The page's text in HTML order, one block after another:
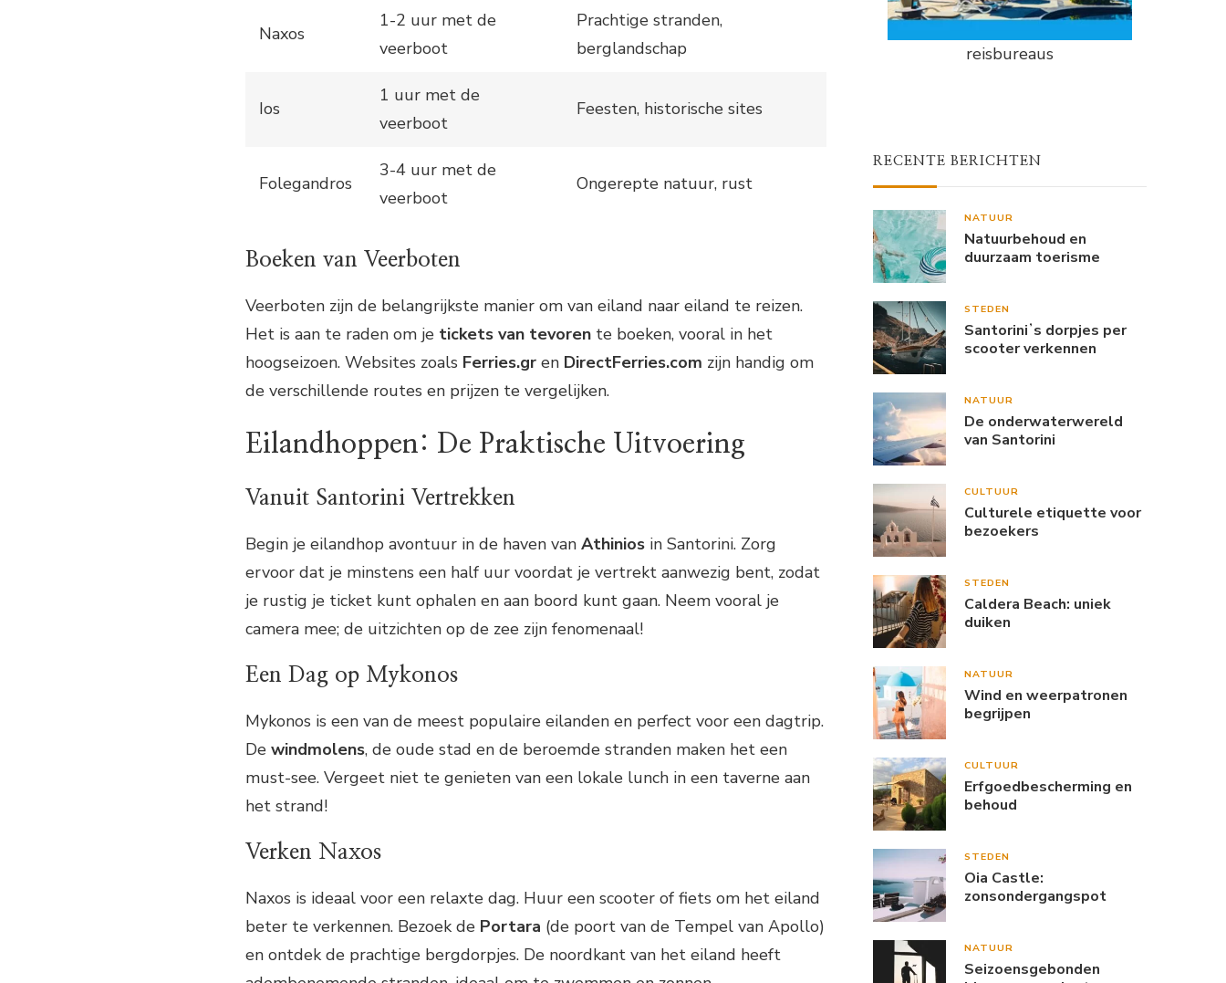
Naxos
1-2 uur met de
veerboot
Prachtige stranden,
berglandschap
Ios
1 uur met de
veerboot
Feesten, historische sites
Folegandros
3-4 uur met de
veerboot
Ongerepte natuur, rust
Boeken van Veerboten
Veerboten zijn de belangrijkste manier om van eiland naar eiland te reizen.
Het is aan te raden om je tickets van tevoren te boeken, vooral in het
hoogseizoen. Websites zoals Ferries.gr en DirectFerries.com zijn handig om
de verschillende routes en prijzen te vergelijken.
Eilandhoppen: De Praktische Uitvoering
Vanuit Santorini Vertrekken
Begin je eilandhop avontuur in de haven van Athinios in Santorini. Zorg
ervoor dat je minstens een half uur voordat je vertrekt aanwezig bent, zodat
je rustig je ticket kunt ophalen en aan boord kunt gaan. Neem vooral je
camera mee; de uitzichten op de zee zijn fenomenaal!
Een Dag op Mykonos
Mykonos is een van de meest populaire eilanden en perfect voor een dagtrip.
De windmolens, de oude stad en de beroemde stranden maken het een
must-see. Vergeet niet te genieten van een lokale lunch in een taverne aan
het strand!
Verken Naxos
Naxos is ideaal voor een relaxte dag. Huur een scooter of fiets om het eiland
beter te verkennen. Bezoek de Portara (de poort van de Tempel van Apollo)
en ontdek de prachtige bergdorpjes. De noordkant van het eiland heeft
reisbureaus
RECENTE BERICHTEN
NATUUR
Natuurbehoud en
duurzaam toerisme
STEDEN
Santoriniʼs dorpjes per
scooter verkennen
NATUUR
De onderwaterwereld
van Santorini
CULTUUR
Culturele etiquette voor
bezoekers
STEDEN
Caldera Beach: uniek
duiken
NATUUR
Wind en weerpatronen
begrijpen
CULTUUR
Erfgoedbescherming en
behoud
STEDEN
Oia Castle:
zonsondergangspot
NATUUR
Seizoensgebonden